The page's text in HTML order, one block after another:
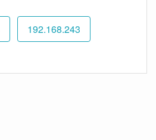
192.168.243